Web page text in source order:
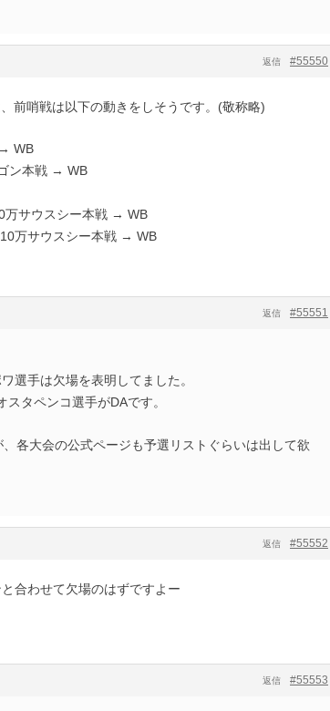
#55550
返信
前哨戦は以下の動きをしそうです。(敬称略)
WB
ン本戦 → WB
万サウスシー本戦 → WB
万サウスシー本戦 → WB
#55551
返信
選手は欠場を表明してました。
タペンコ選手がDAです。
各大会の公式ページも予選リストぐらいは出して欲
#55552
返信
合わせて欠場のはずですよー
#55553
返信